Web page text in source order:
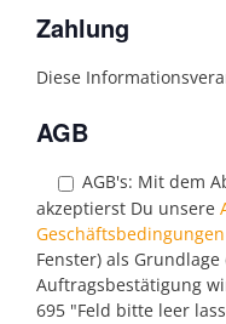
Zahlung
Diese
AGB
AGB's: Mit dem
akzeptierst Du unsere
Geschäftsbedingungen
Fenster) als
Auftragsbestätigung
695 "Feld bitte leer